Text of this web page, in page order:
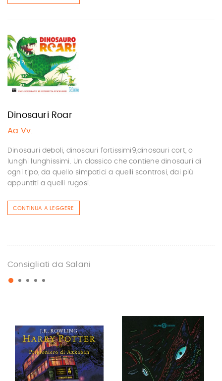
Dinosauri Roar
Aa.Vv.
Dinosauri deboli, dinosauri fortissimi9,dinosauri cort, o
lunghi lunghissimi. Un classico che contiene dinosauri di
ogni tipo, da quello simpatici a quelli scontrosi, dai più
appuntiti a quelli rugosi.
CONTINUA A LEGGERE
Consigliati da Salani